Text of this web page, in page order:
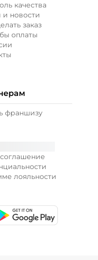
лояльности
качества
новости
заказ
оплаты
франшизу